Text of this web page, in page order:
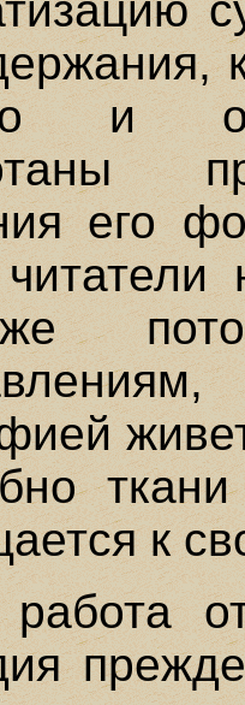
и
его
к